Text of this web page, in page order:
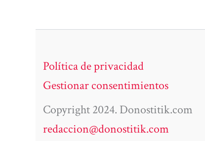
Política de privacidad
Gestionar consentimientos
Copyright 2024. Donostitik.com
redaccion@donostitik.com